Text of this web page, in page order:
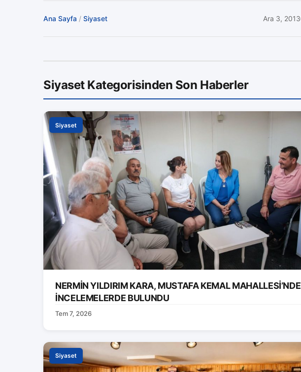
Ana Sayfa / Siyaset Ara 3, 2013
Siyaset Kategorisinden Son Haberler
Siyaset
NERMİN YILDIRIM KARA, MUSTAFA KEMAL MAHALLESİ’NDE
İNCELEMELERDE BULUNDU
Tem 7, 2026
Siyaset